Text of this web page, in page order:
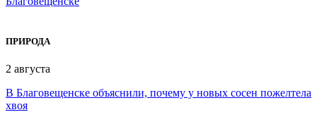
ПРИРОДА
2 августа
В Благовещенске объяснили, почему у новых сосен пожелтела
хвоя